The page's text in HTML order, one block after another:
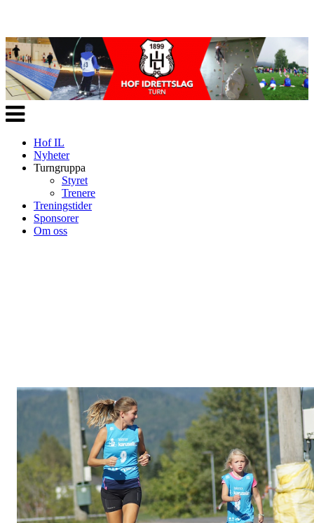
Veksle
navigasjon
Hof IL
Nyheter
Turngruppa
Styret
Trenere
Treningstider
Sponsorer
Om oss